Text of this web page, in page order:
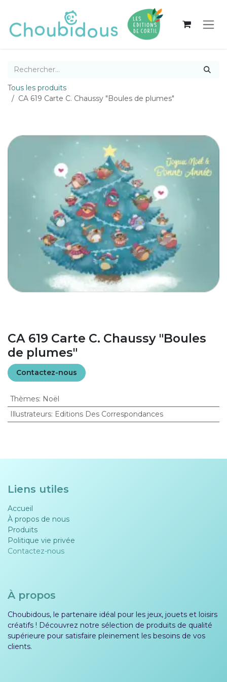
Tous les produits
CA 619 Carte C. Chaussy "Boules de plumes"
CA 619 Carte C. Chaussy "Boules
de plumes"
Contactez-nous
Thèmes: Noël
Illustrateurs: Editions Des Correspondances
Liens utiles
Accueil
À propos de nous
Produits
Politique vie privée​​
Contactez-nous
À propos
Choubidous, le partenaire idéal pour les jeux, jouets et loisirs
créatifs ! Découvrez notre sélection de produits de qualité
supérieure pour satisfaire pleinement les besoins de vos
clients.